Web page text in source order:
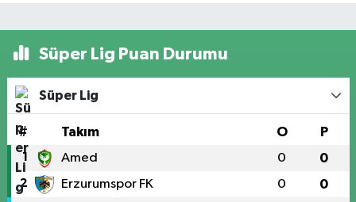
Süper Lig Puan Durumu
Süper Lig
# Takım O P
1 Amed 0 0
2 Erzurumspor FK 0 0